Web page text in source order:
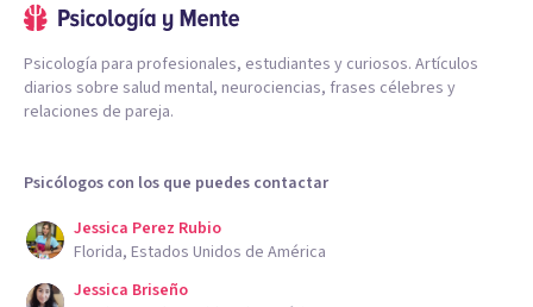
Psicología para profesionales, estudiantes y curiosos. Artículos
diarios sobre salud mental, neurociencias, frases célebres y
relaciones de pareja.
Psicólogos con los que puedes contactar
Jessica Perez Rubio
Florida, Estados Unidos de América
Jessica Briseño